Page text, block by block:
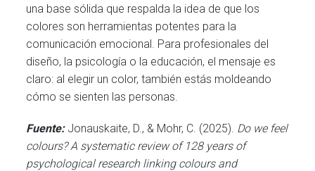
una base sólida que respalda la idea de que los
colores son herramientas potentes para la
comunicación emocional. Para profesionales del
diseño, la psicología o la educación, el mensaje es
claro: al elegir un color, también estás moldeando
cómo se sienten las personas.
Fuente:Jonauskaite, D., & Mohr, C. (2025). Do we feel
colours? A systematic review of 128 years of
psychological research linking colours and